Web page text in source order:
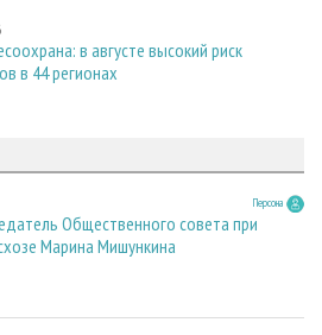
в августе высокий риск
в 44 регионах
Персона
Общественного совета при
Марина Мишункина